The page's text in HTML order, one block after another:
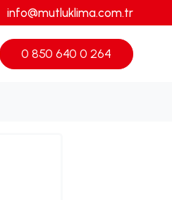
info@mutluklima.com.tr
0 850 640 0 264